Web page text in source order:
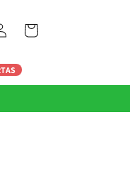
Carrito